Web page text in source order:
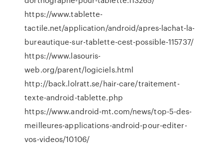
https://www.tablette-
tactile.net/application/android/apres-lachat-la-
bureautique-sur-tablette-cest-possible-115737/
https://www.lasouris-
web.org/parent/logiciels.html
http://back.lolratt.se/hair-care/traitement-
texte-android-tablette.php
https://www.android-mt.com/news/top-5-des-
meilleures-applications-android-pour-editer-
vos-videos/10106/